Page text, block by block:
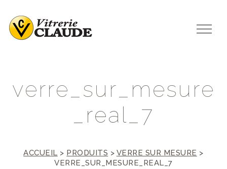
verre sur mesure
real 7
ACCUEIL > PRODUITS > VERRE SUR MESURE >
VERRE_SUR_MESURE_REAL_7